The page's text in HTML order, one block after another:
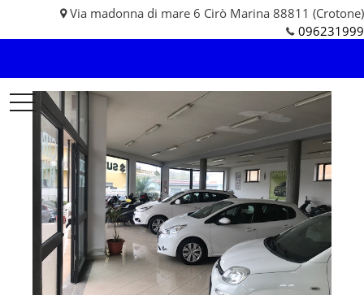
Via madonna di mare 6 Cirò Marina 88811 (Crotone)
096231999
Ciro
Auto
di
Caligiuri
Domenico